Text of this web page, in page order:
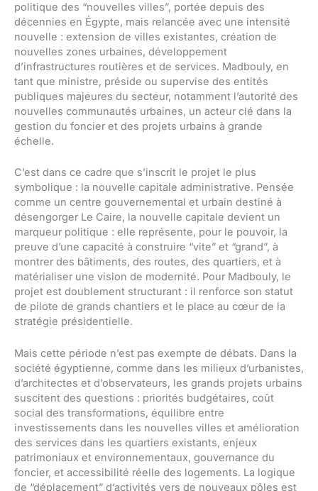
politique des “nouvelles villes”, portée depuis des
décennies en Égypte, mais relancée avec une intensité
nouvelle : extension de villes existantes, création de
nouvelles zones urbaines, développement
d’infrastructures routières et de services. Madbouly, en
tant que ministre, préside ou supervise des entités
publiques majeures du secteur, notamment l’autorité des
nouvelles communautés urbaines, un acteur clé dans la
gestion du foncier et des projets urbains à grande
échelle.
C’est dans ce cadre que s’inscrit le projet le plus
symbolique : la nouvelle capitale administrative. Pensée
comme un centre gouvernemental et urbain destiné à
désengorger Le Caire, la nouvelle capitale devient un
marqueur politique : elle représente, pour le pouvoir, la
preuve d’une capacité à construire “vite” et “grand”, à
montrer des bâtiments, des routes, des quartiers, et à
matérialiser une vision de modernité. Pour Madbouly, le
projet est doublement structurant : il renforce son statut
de pilote de grands chantiers et le place au cœur de la
stratégie présidentielle.
Mais cette période n’est pas exempte de débats. Dans la
société égyptienne, comme dans les milieux d’urbanistes,
d’architectes et d’observateurs, les grands projets urbains
suscitent des questions : priorités budgétaires, coût
social des transformations, équilibre entre
investissements dans les nouvelles villes et amélioration
des services dans les quartiers existants, enjeux
patrimoniaux et environnementaux, gouvernance du
foncier, et accessibilité réelle des logements. La logique
de “déplacement” d’activités vers de nouveaux pôles est